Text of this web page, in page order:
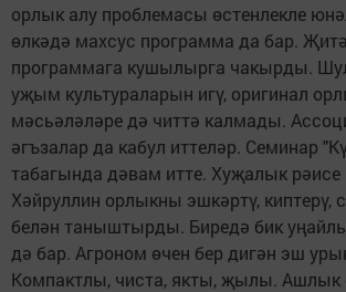
орлык алу проблемасы өстенлекле
өлкәдә махсус программа да бар.
программага кушылырга чакырды.
уҗым культураларын игү, оригинал
мәсьәләләре дә читтә калмады.
әгъзалар да кабул иттеләр. Семинар
табагында дәвам итте. Хуҗалык рәисе
Хәйруллин орлыкны эшкәртү, киптерү,
белән таныштырды. Биредә бик
дә бар. Агроном өчен бер дигән эш
Компактлы, чиста, якты, җылы. Ашлык